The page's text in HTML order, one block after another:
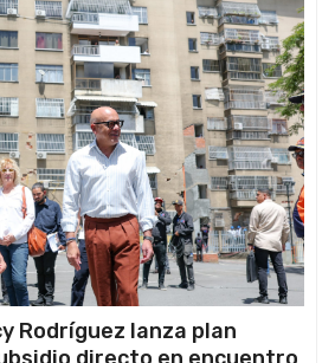
Rodríguez lanza plan